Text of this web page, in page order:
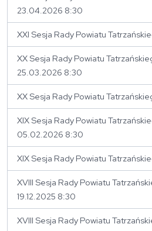
23.04.2026 8:30
XXI Sesja Rady Powiatu
XX Sesja Rady Powiatu
25.03.2026 8:30
XX Sesja Rady Powiatu
XIX Sesja Rady Powiatu
05.02.2026 8:30
XIX Sesja Rady Powiatu
XVIII Sesja Rady Powiatu
19.12.2025 8:30
XVIII Sesja Rady Powiatu